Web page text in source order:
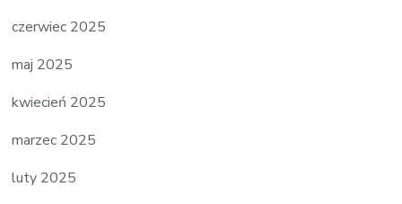
czerwiec 2025
maj 2025
kwiecień 2025
marzec 2025
luty 2025